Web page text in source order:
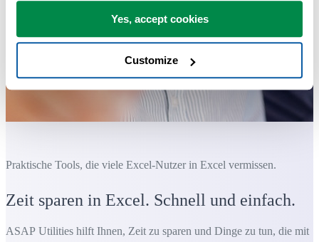
Yes, accept cookies
Customize
Praktische Tools, die viele Excel-Nutzer in Excel vermissen.
Zeit sparen in Excel. Schnell und einfach.
ASAP Utilities hilft Ihnen, Zeit zu sparen und Dinge zu tun, die mit